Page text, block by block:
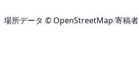
場所データ © OpenStreetMap 寄稿者